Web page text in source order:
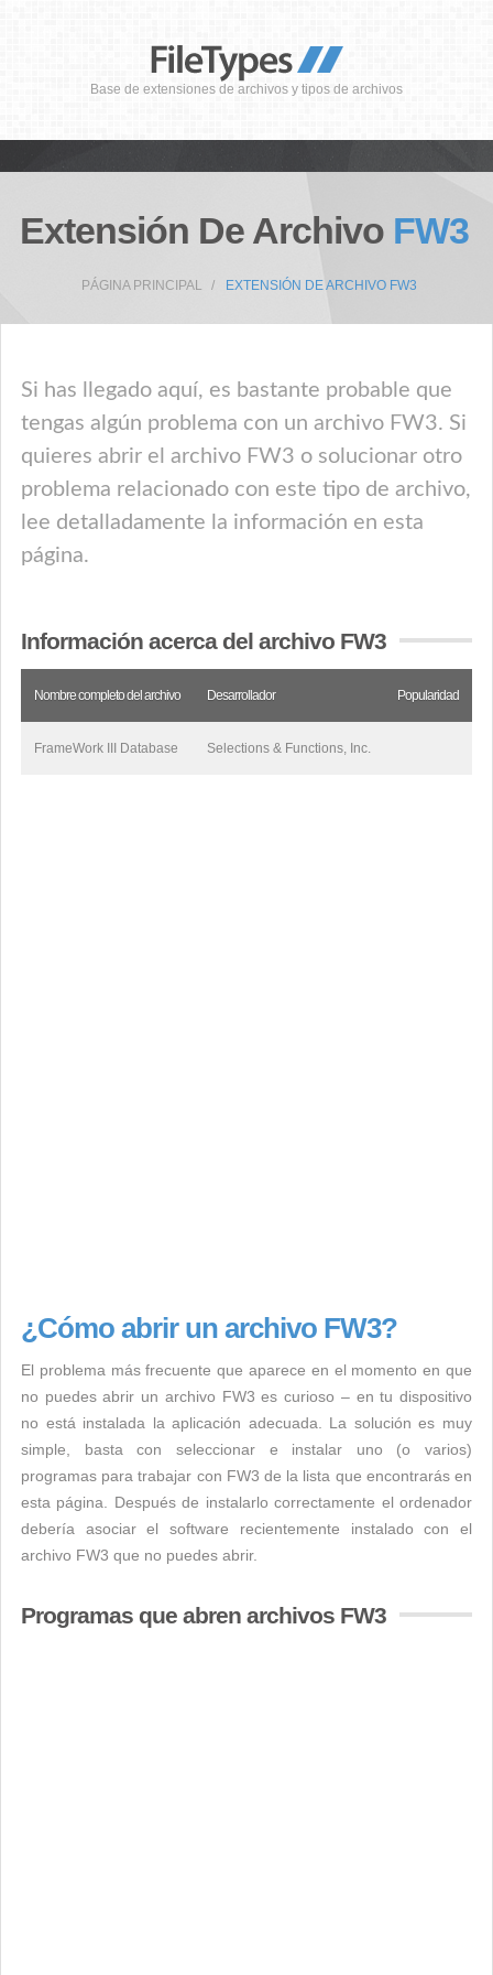
Base de extensiones de archivos y tipos de archivos
Extensión De Archivo FW3
PÁGINA PRINCIPAL EXTENSIÓN DE ARCHIVO FW3
Si has llegado aquí, es bastante probable que
tengas algún problema con un archivo FW3. Si
quieres abrir el archivo FW3 o solucionar otro
problema relacionado con este tipo de archivo,
lee detalladamente la información en esta
página.
Información acerca del archivo FW3
Nombre completo del archivo Desarrollador Popularidad
FrameWork III Database Selections & Functions, Inc.
¿Cómo abrir un archivo FW3?
El problema más frecuente que aparece en el momento en que
no puedes abrir un archivo FW3 es curioso – en tu dispositivo
no está instalada la aplicación adecuada. La solución es muy
simple, basta con seleccionar e instalar uno (o varios)
programas para trabajar con FW3 de la lista que encontrarás en
esta página. Después de instalarlo correctamente el ordenador
debería asociar el software recientemente instalado con el
archivo FW3 que no puedes abrir.
Programas que abren archivos FW3